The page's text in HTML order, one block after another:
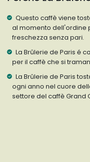
Questo caffè viene
al momento dell'ordine
freschezza senza pari.
La Brûlerie de Paris é
per il caffè che si
La Brûlerie de Paris
ogni anno nel cuore
settore del caffè Grand